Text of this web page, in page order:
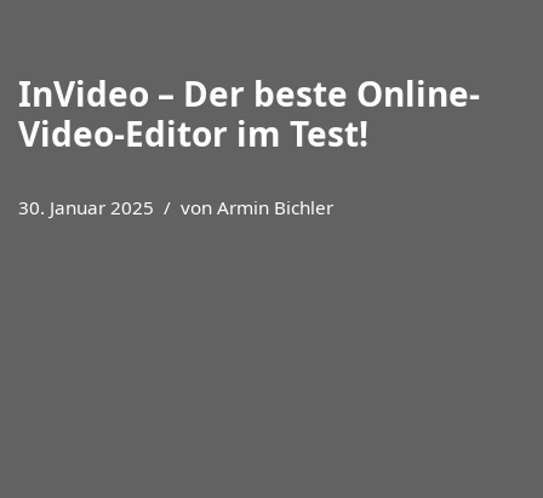
InVideo – Der beste Online-
Video-Editor im Test!
30. Januar 2025 von Armin Bichler